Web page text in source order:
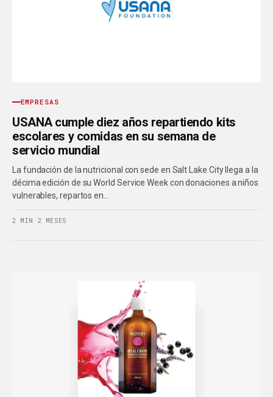
EMPRESAS
USANA cumple diez años repartiendo kits
escolares y comidas en su semana de
servicio mundial
La fundación de la nutricional con sede en Salt Lake City llega a la
décima edición de su World Service Week con donaciones a niños
vulnerables, repartos en…
2 MIN · 2 MESES